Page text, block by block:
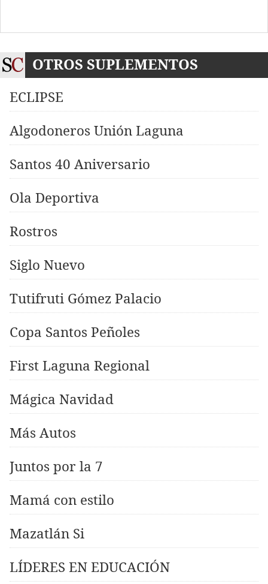
OTROS SUPLEMENTOS
ECLIPSE
Algodoneros Unión Laguna
Santos 40 Aniversario
Ola Deportiva
Rostros
Siglo Nuevo
Tutifruti Gómez Palacio
Copa Santos Peñoles
First Laguna Regional
Mágica Navidad
Más Autos
Juntos por la 7
Mamá con estilo
Mazatlán Si
LÍDERES EN EDUCACIÓN